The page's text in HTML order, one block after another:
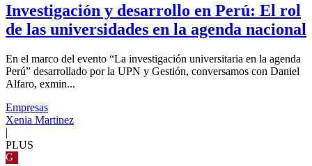
Investigación y desarrollo en Perú: El rol
de las universidades en la agenda nacional
En el marco del evento “La investigación universitaria en la agenda
Perú” desarrollado por la UPN y Gestión, conversamos con Daniel
Alfaro, exmin...
Empresas
Xenia Martinez
|
PLUS
G